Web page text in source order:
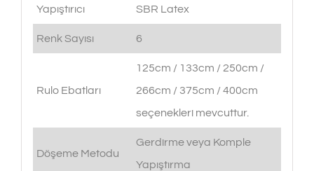
Yapıştırıcı SBR Latex
Renk Sayısı 6
Rulo Ebatları
125cm / 133cm / 250cm /
266cm / 375cm / 400cm
seçenekleri mevcuttur.
Döşeme Metodu
Gerdirme veya Komple
Yapıştırma